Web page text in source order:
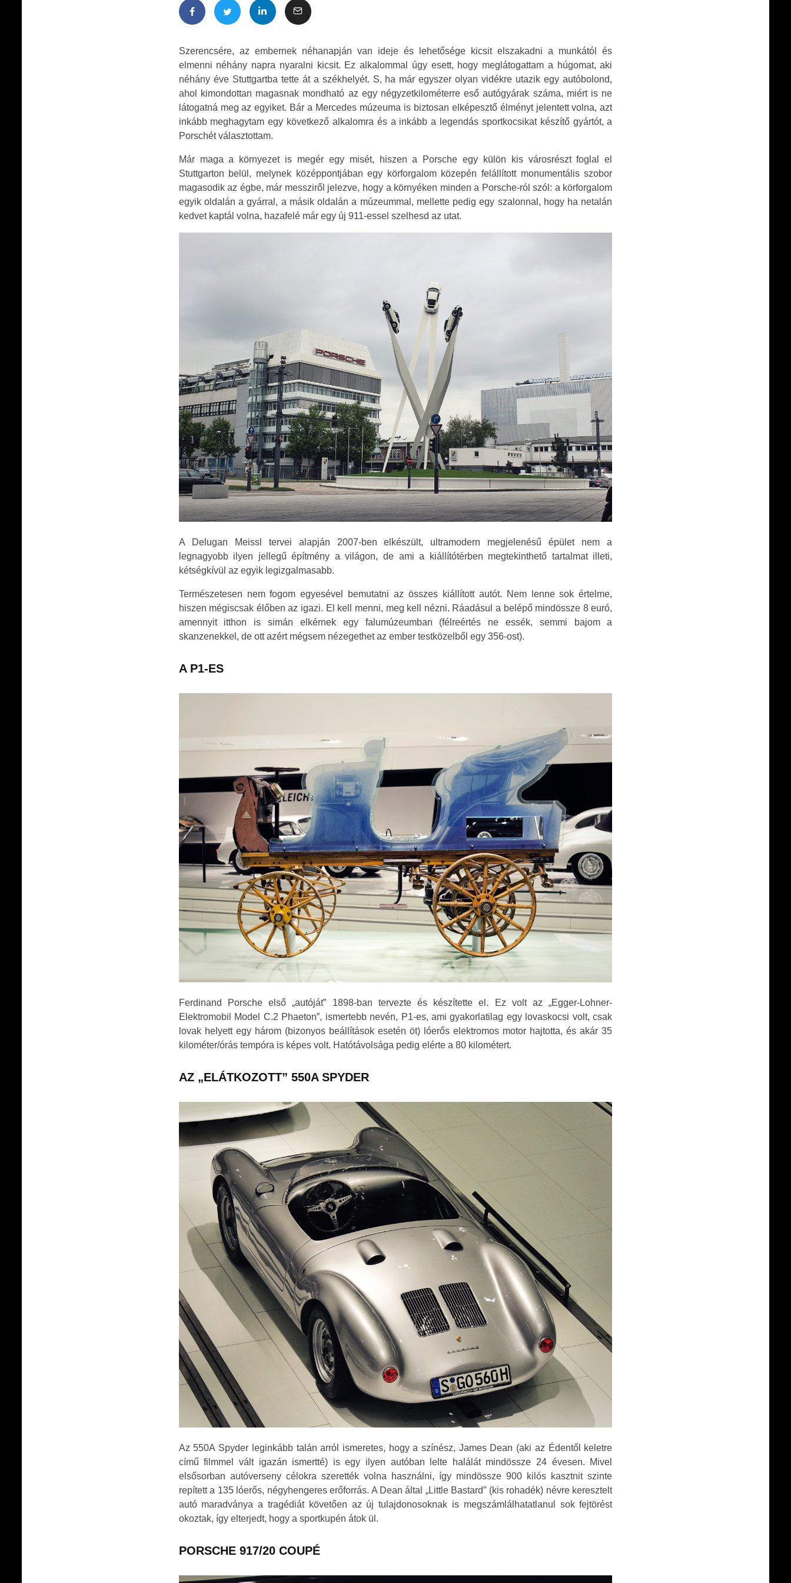
Szerencsére, az embernek néhanapján van ideje és lehetősége kicsit elszakadni a munkától és
elmenni néhány napra nyaralni kicsit. Ez alkalommal úgy esett, hogy meglátogattam a húgomat, aki
néhány éve Stuttgartba tette át a székhelyét. S, ha már egyszer olyan vidékre utazik egy autóbolond,
ahol kimondottan magasnak mondható az egy négyzetkilométerre eső autógyárak száma, miért is ne
látogatná meg az egyiket. Bár a Mercedes múzeuma is biztosan elképesztő élményt jelentett volna, azt
inkább meghagytam egy következő alkalomra és a inkább a legendás sportkocsikat készítő gyártót, a
Porschét választottam.
Már maga a környezet is megér egy misét, hiszen a Porsche egy külön kis városrészt foglal el
Stuttgarton belül, melynek középpontjában egy körforgalom közepén felállított monumentális szobor
magasodik az égbe, már messziről jelezve, hogy a környéken minden a Porsche-ról szól: a körforgalom
egyik oldalán a gyárral, a másik oldalán a múzeummal, mellette pedig egy szalonnal, hogy ha netalán
kedvet kaptál volna, hazafelé már egy új 911-essel szelhesd az utat.
A Delugan Meissl tervei alapján 2007-ben elkészült, ultramodern megjelenésű épület nem a
legnagyobb ilyen jellegű építmény a világon, de ami a kiállítótérben megtekinthető tartalmat illeti,
kétségkívül az egyik legizgalmasabb.
Természetesen nem fogom egyesével bemutatni az összes kiállított autót. Nem lenne sok értelme,
hiszen mégiscsak élőben az igazi. El kell menni, meg kell nézni. Ráadásul a belépő mindössze 8 euró,
amennyit itthon is simán elkérnek egy falumúzeumban (félreértés ne essék, semmi bajom a
skanzenekkel, de ott azért mégsem nézegethet az ember testközelből egy 356-ost).
A P1-ES
Ferdinand Porsche első „autóját” 1898-ban tervezte és készítette el. Ez volt az „Egger-Lohner-
Elektromobil Model C.2 Phaeton”, ismertebb nevén, P1-es, ami gyakorlatilag egy lovaskocsi volt, csak
lovak helyett egy három (bizonyos beállítások esetén öt) lóerős elektromos motor hajtotta, és akár 35
kilométer/órás tempóra is képes volt. Hatótávolsága pedig elérte a 80 kilométert.
AZ „ELÁTKOZOTT” 550A SPYDER
Az 550A Spyder leginkább talán arról ismeretes, hogy a színész, James Dean (aki az Édentől keletre
című filmmel vált igazán ismertté) is egy ilyen autóban lelte halálát mindössze 24 évesen. Mivel
elsősorban autóverseny célokra szerették volna használni, így mindössze 900 kilós kasztnit szinte
repített a 135 lóerős, négyhengeres erőforrás. A Dean által „Little Bastard” (kis rohadék) névre keresztelt
autó maradványa a tragédiát követően az új tulajdonosoknak is megszámlálhatatlanul sok fejtörést
okoztak, így elterjedt, hogy a sportkupén átok ül.
PORSCHE 917/20 COUPÉ